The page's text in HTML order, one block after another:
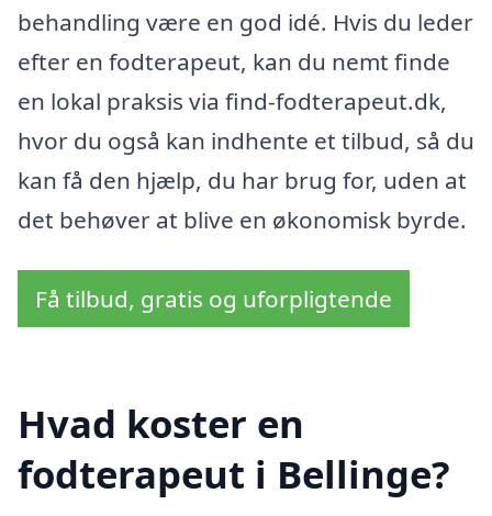
behandling være en god idé. Hvis du leder
efter en fodterapeut, kan du nemt finde
en lokal praksis via find-fodterapeut.dk,
hvor du også kan indhente et tilbud, så du
kan få den hjælp, du har brug for, uden at
det behøver at blive en økonomisk byrde.
Få tilbud, gratis og uforpligtende
Hvad koster en
fodterapeut i Bellinge?